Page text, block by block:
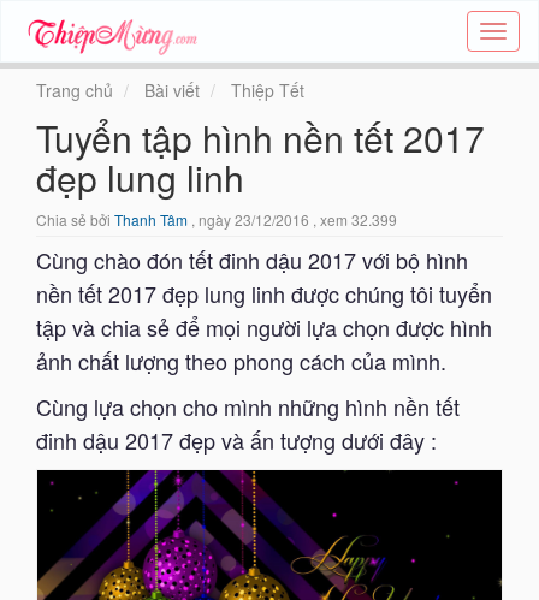
Tạo
thiệp
Trang chủ Bài viết Thiệp Tết
Tuyển tập hình nền tết 2017
đẹp lung linh
Chia sẻ bởi Thanh Tâm , ngày 23/12/2016 , xem 32.399
Cùng chào đón tết đinh dậu 2017 với bộ hình
nền tết 2017 đẹp lung linh được chúng tôi tuyển
tập và chia sẻ để mọi người lựa chọn được hình
ảnh chất lượng theo phong cách của mình.
Cùng lựa chọn cho mình những hình nền tết
đinh dậu 2017 đẹp và ấn tượng dưới đây :